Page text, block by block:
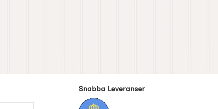
Snabba Leveranser